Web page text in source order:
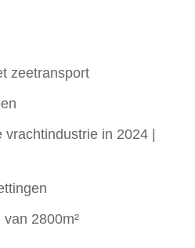
zeetransport
vrachtindustrie in 2024 |
2800m²